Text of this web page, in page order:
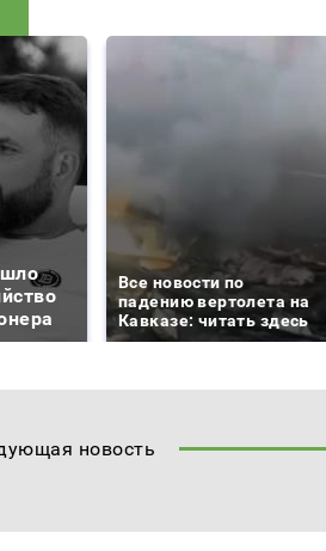
Все новости по
падению вертолета на
Кавказе: читать здесь
новость